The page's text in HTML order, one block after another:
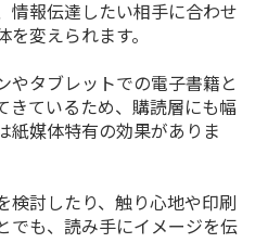
情報伝達したい相手に合わせ
変えられます。
やタブレットでの電子書籍と
きているため、購読層にも幅
紙媒体特有の効果がありま
検討したり、触り心地や印刷
でも、読み手にイメージを伝